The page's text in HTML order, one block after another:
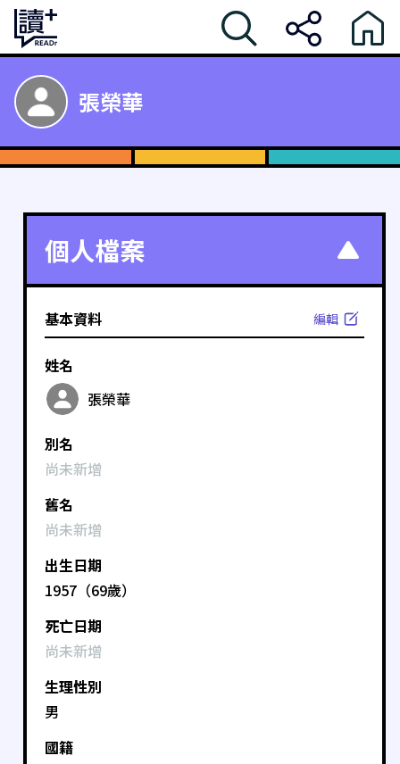
張榮華
個人檔案
基本資料 編輯
姓名
張榮華
別名
尚未新增
舊名
尚未新增
出生日期
1957（69歲）
死亡日期
尚未新增
生理性別
男
國籍